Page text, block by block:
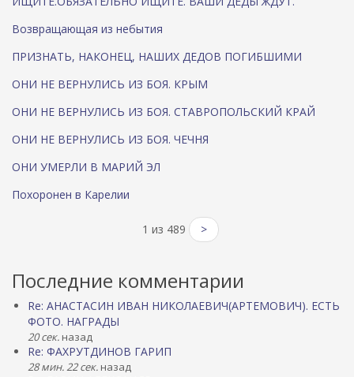
Возвращающая из небытия
ПРИЗНАТЬ, НАКОНЕЦ, НАШИХ ДЕДОВ ПОГИБШИМИ
ОНИ НЕ ВЕРНУЛИСЬ ИЗ БОЯ. КРЫМ
ОНИ НЕ ВЕРНУЛИСЬ ИЗ БОЯ. СТАВРОПОЛЬСКИЙ КРАЙ
ОНИ НЕ ВЕРНУЛИСЬ ИЗ БОЯ. ЧЕЧНЯ
ОНИ УМЕРЛИ В МАРИЙ ЭЛ
Похоронен в Карелии
1 из 489 >
Последние комментарии
Re: АНАСТАСИН ИВАН НИКОЛАЕВИЧ(АРТЕМОВИЧ). ЕСТЬ
ФОТО. НАГРАДЫ
20 сек. назад
Re: ФАХРУТДИНОВ ГАРИП
28 мин. 22 сек. назад